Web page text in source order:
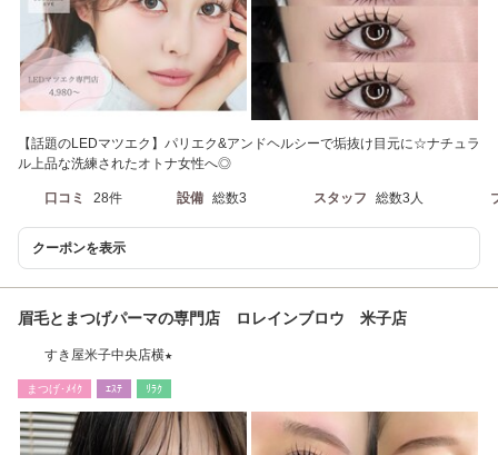
【話題のLEDマツエク】パリエク&アンドヘルシーで垢抜け目元に☆ナチュラ
ル上品な洗練されたオトナ女性へ◎
口コミ 28件 設備 総数3 スタッフ 総数3人
クーポンを表示
眉毛とまつげパーマの専門店 ロレインブロウ 米子店
すき屋米子中央店横★
まつげ･ﾒｲｸ ｴｽﾃ ﾘﾗｸ